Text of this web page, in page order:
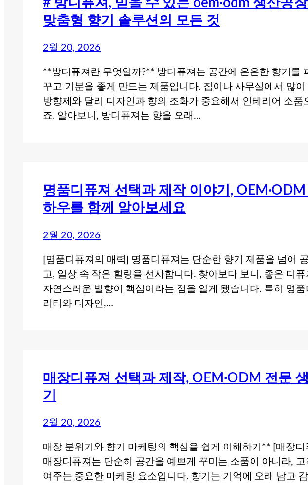
# 방디퓨져, 믿을 수 있는 oem·odm 생산공
맞춤형 향기 솔루션의 모든 것
2월 20, 2026
**방디퓨져란 무엇일까?** 방디퓨져는 공간에 은은한 향기를
꾸고 기분을 좋게 만드는 제품입니다. 집이나 사무실에서 많
방향제와 달리 디자인과 향의 조화가 중요해서 인테리어 소품
죠. 알아보니, 방디퓨져는 향을 오래…
명품디퓨져 선택과 제작 이야기,
하우를 함께 알아보세요
2월 20, 2026
[명품디퓨져의 매력] 명품디퓨져는 단순한 향기 제품을 넘어
고, 일상 속 작은 힐링을 선사합니다. 찾아보다 보니, 좋은 디
자연스러운 발향이 핵심이라는 점을 알게 됐습니다. 특히 명
리티와 디자인,…
매장디퓨져 선택과 제작, OEM·ODM 전문
기
2월 20, 2026
매장 분위기와 향기 마케팅의 핵심을 쉽게 이해하기** [매장디
매장디퓨져는 단순히 공간을 예쁘게 꾸미는 소품이 아니라,
여주는 중요한 마케팅 요소입니다. 향기는 기억에 오래 남고